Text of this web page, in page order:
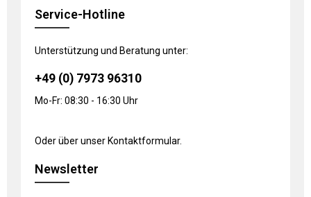
Service-Hotline
Unterstützung und Beratung unter:
+49 (0) 7973 96310
Mo-Fr: 08:30 - 16:30 Uhr
Oder über unser Kontaktformular.
Newsletter